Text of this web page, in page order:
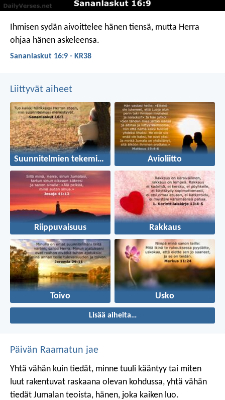
Ihmisen sydän aivoittelee hänen tiensä, mutta Herra
ohjaa hänen askeleensa.
Sananlaskut 16:9 - KR38
Liittyvät aiheet
Suunnitelmien tekeminen Avioliitto
Riippuvaisuus Rakkaus
Toivo Usko
Lisää aiheita…
Päivän Raamatun jae
Yhtä vähän kuin tiedät, minne tuuli kääntyy tai miten
luut rakentuvat raskaana olevan kohdussa, yhtä vähän
tiedät Jumalan teoista, hänen, joka kaiken luo.